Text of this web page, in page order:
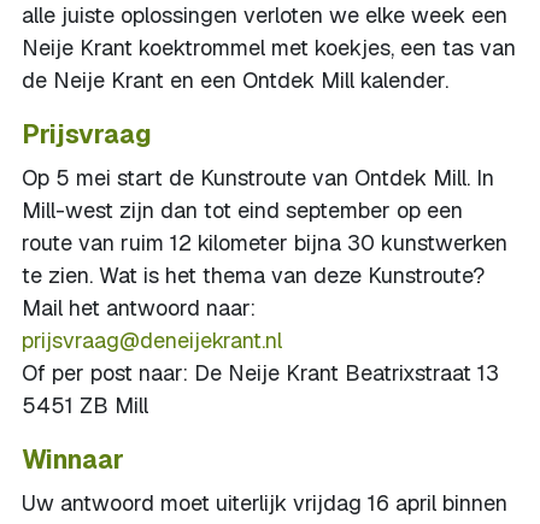
alle juiste oplossingen verloten we elke week een
Neije Krant koektrommel met koekjes, een tas van
de Neije Krant en een Ontdek Mill kalender.
Prijsvraag
Op 5 mei start de Kunstroute van Ontdek Mill. In
Mill-west zijn dan tot eind september op een
route van ruim 12 kilometer bijna 30 kunstwerken
te zien. Wat is het thema van deze Kunstroute?
Mail het antwoord naar:
prijsvraag@deneijekrant.nl
Of per post naar: De Neije Krant Beatrixstraat 13
5451 ZB Mill
Winnaar
Uw antwoord moet uiterlijk vrijdag 16 april binnen